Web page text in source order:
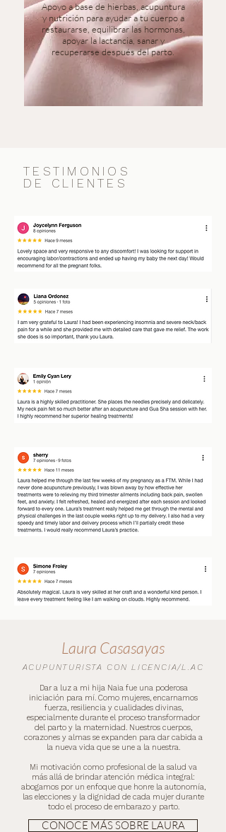
Apoyo a base de hierbas, acupuntura
y nutrición para ayudar a tu cuerpo a
restaurarse, equilibrar las hormonas,
apoyar la lactancia, sanar y
recuperarse después del parto.
TESTIMONIOS
DE CLIENTES
Laura Casasayas
ACUPUNTURISTA CON LICENCIA/L.AC
Dar a luz a mi hija Naia fue una poderosa
iniciación para mí. Como mujeres, encarnamos
fuerza, resiliencia y cualidades divinas,
especialmente durante el proceso transformador
del parto y la maternidad. Nuestros cuerpos,
corazones y almas se expanden para dar cabida a
la nueva vida que se une a la nuestra.
Mi motivación como profesional de la salud va
más allá de brindar atención médica integral:
abogamos por un enfoque que honre la autonomía,
las elecciones y la dignidad de cada mujer durante
todo el proceso de embarazo y parto.
CONOCE MÁS SOBRE LAURA